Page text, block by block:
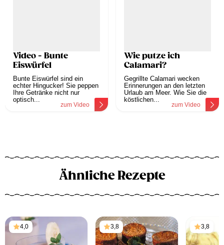
Video - Bunte
Eiswürfel
Bunte Eiswürfel sind ein
echter Hingucker! Sie peppen
Ihre Getränke nicht nur
optisch...
zum Video
Wie putze ich
Calamari?
Gegrillte Calamari wecken
Erinnerungen an den letzten
Urlaub am Meer. Wie Sie die
köstlichen...
zum Video
Ähnliche Rezepte
4,0 3,8 3,8